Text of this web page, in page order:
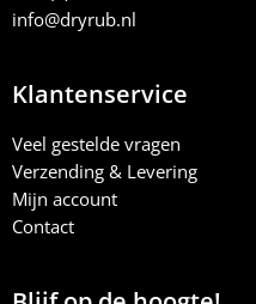
info@dryrub.nl
Klantenservice
Veel gestelde vragen
Verzending & Levering
Mijn account
Contact